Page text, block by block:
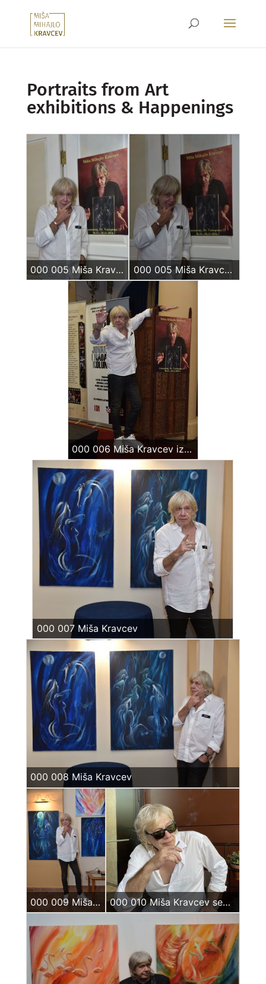
Portraits from Art
exhibitions & Happenings
000 005 Miša Kravcev izložba 000 005 Miša Kravcev Gvarnerius
000 006 Miša Kravcev izložba
000 007 Miša Kravcev
000 008 Miša Kravcev
000 009 Miša Kravceb 000 010 Miša Kravcev sept 2023